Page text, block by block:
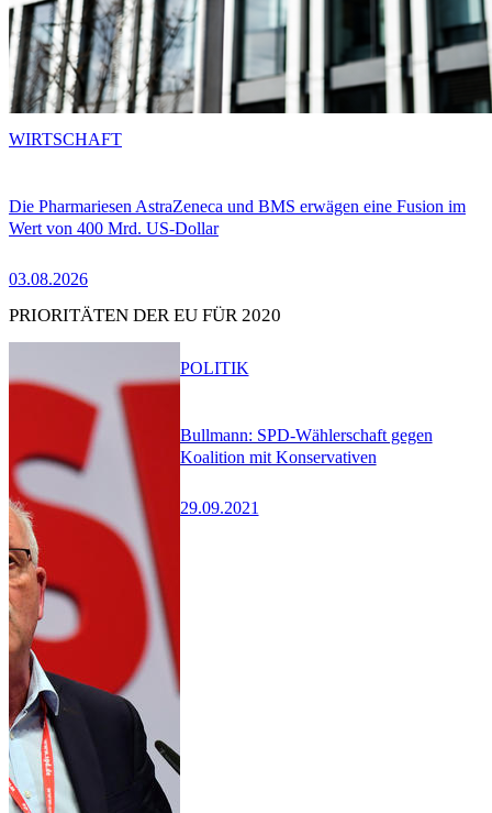
Die Pharmariesen AstraZeneca und BMS erwägen eine Fusion im
Wert von 400 Mrd. US-Dollar
03.08.2026
WIRTSCHAFT
PRIORITÄTEN DER EU FÜR 2020
Bullmann: SPD-Wählerschaft gegen
Koalition mit Konservativen
29.09.2021
POLITIK